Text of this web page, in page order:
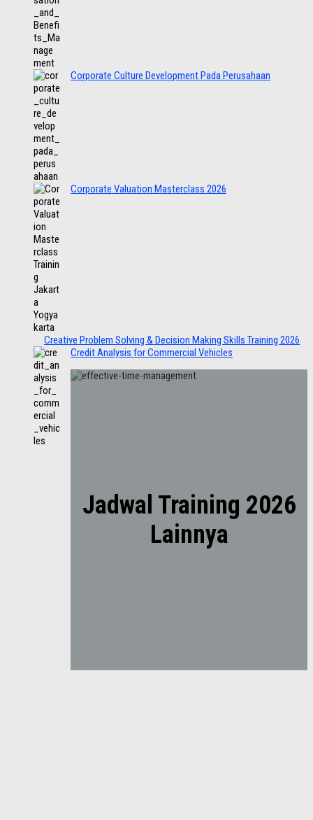
Corporate Culture Development Pada Perusahaan
Corporate Valuation Masterclass 2026
Creative Problem Solving & Decision Making Skills Training 2026
Credit Analysis for Commercial Vehicles
Jadwal Training 2026
Lainnya